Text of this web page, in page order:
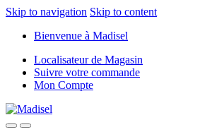
Skip to navigation Skip to content
Bienvenue à Madisel
Localisateur de Magasin
Suivre votre commande
Mon Compte